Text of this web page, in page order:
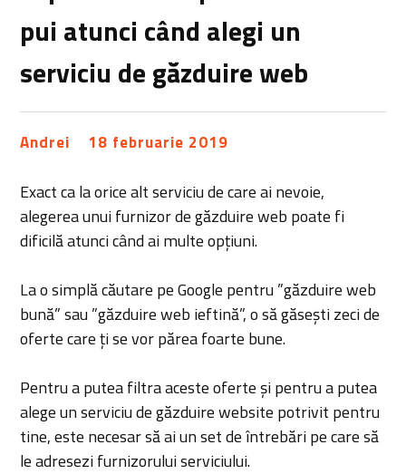
pui atunci când alegi un
serviciu de găzduire web
Andrei 18 februarie 2019
Exact ca la orice alt serviciu de care ai nevoie,
alegerea unui furnizor de găzduire web poate fi
dificilă atunci când ai multe opțiuni.
La o simplă căutare pe Google pentru ”găzduire web
bună” sau ”găzduire web ieftină”, o să găsești zeci de
oferte care ți se vor părea foarte bune.
Pentru a putea filtra aceste oferte și pentru a putea
alege un serviciu de găzduire website potrivit pentru
tine, este necesar să ai un set de întrebări pe care să
le adresezi furnizorului serviciului.